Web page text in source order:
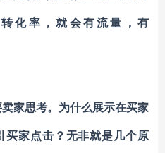
化率，就会有流量，有
家思考。为什么展示在买家
家点击？无非就是几个原